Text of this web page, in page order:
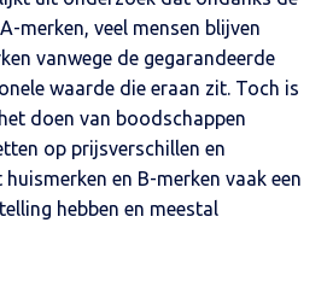
merken, veel mensen blijven
vanwege de gegarandeerde
waarde die eraan zit. Toch is
doen van boodschappen
op prijsverschillen en
en B-merken vaak een
hebben en meestal